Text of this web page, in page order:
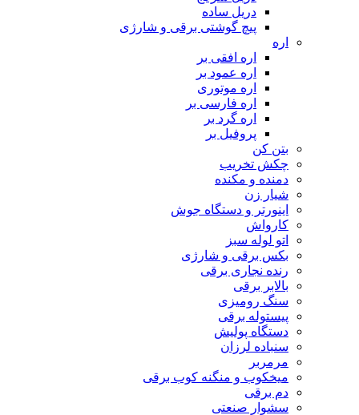
دریل ساده
پیچ گوشتی برقی و شارژی
اره
اره افقی بر
اره عمود بر
اره موتوری
اره فارسی بر
اره گرد بر
پروفیل بر
بتن کن
چکش تخریب
دمنده و مکنده
شیار زن
اینورتر و دستگاه جوش
کارواش
اتو لوله سبز
بکس برقی و شارژی
رنده نجاری برقی
بالابر برقی
سنگ رومیزی
پیستوله برقی
دستگاه پولیش
سنباده لرزان
مرمربر
میخکوب و منگنه کوب برقی
دم برقی
سشوار صنعتی